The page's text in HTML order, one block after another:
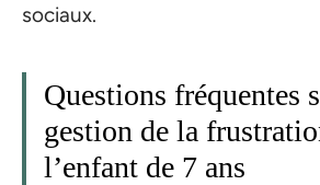
sociaux.
Questions fréquentes
gestion de la
l’enfant de 7 ans